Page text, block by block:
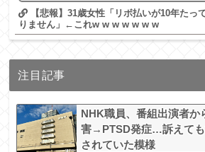
【悲報】31歳女性「リボ払いが10年たっ
りません」←これw w w w w w w
注目記事
NHK職員、番組出演者か
害→PTSD発症…訴えて
されていた模様